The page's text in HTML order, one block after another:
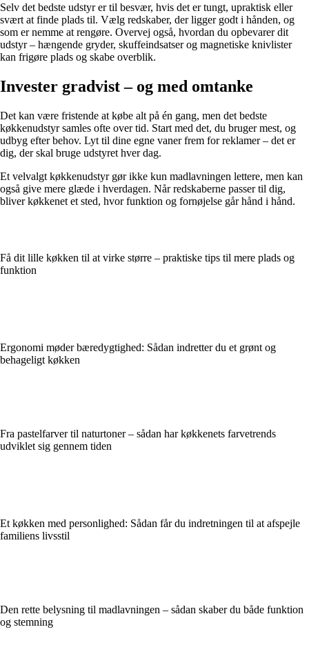
Selv det bedste udstyr er til besvær, hvis det er tungt, upraktisk eller
svært at finde plads til. Vælg redskaber, der ligger godt i hånden, og
som er nemme at rengøre. Overvej også, hvordan du opbevarer dit
udstyr – hængende gryder, skuffeindsatser og magnetiske knivlister
kan frigøre plads og skabe overblik.
Invester gradvist – og med omtanke
Det kan være fristende at købe alt på én gang, men det bedste
køkkenudstyr samles ofte over tid. Start med det, du bruger mest, og
udbyg efter behov. Lyt til dine egne vaner frem for reklamer – det er
dig, der skal bruge udstyret hver dag.
Et velvalgt køkkenudstyr gør ikke kun madlavningen lettere, men kan
også give mere glæde i hverdagen. Når redskaberne passer til dig,
bliver køkkenet et sted, hvor funktion og fornøjelse går hånd i hånd.
Få dit lille køkken til at virke større – praktiske tips til mere plads og
funktion
Ergonomi møder bæredygtighed: Sådan indretter du et grønt og
behageligt køkken
Fra pastelfarver til naturtoner – sådan har køkkenets farvetrends
udviklet sig gennem tiden
Et køkken med personlighed: Sådan får du indretningen til at afspejle
familiens livsstil
Den rette belysning til madlavningen – sådan skaber du både funktion
og stemning